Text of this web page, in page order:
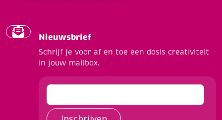
Nieuwsbrief
Schrijf je voor af en toe een dosis creativiteit
in jouw mailbox.